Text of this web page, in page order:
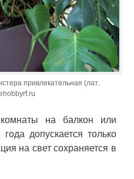
привлекательная (лат.
на балкон или
допускается только
на свет сохраняется в